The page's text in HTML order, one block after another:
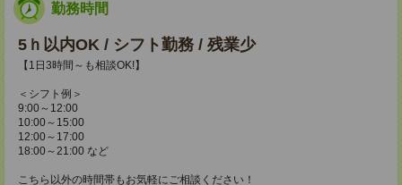
勤務時間
5ｈ以内OK / シフト勤務 / 残業少
【1日3時間～も相談OK!】
＜シフト例＞
9:00～12:00
10:00～15:00
12:00～17:00
18:00～21:00 など
こちら以外の時間帯もお気軽にご相談ください！